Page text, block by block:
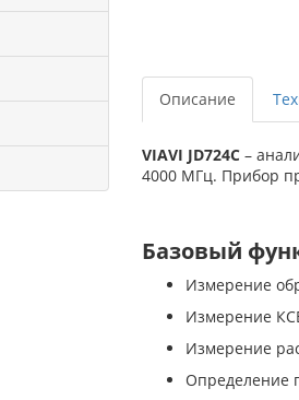
Описание
VIAVI JD724C –
4000 МГц. Прибор
Базовый
Измерение
Измерение
Измерение
Определение